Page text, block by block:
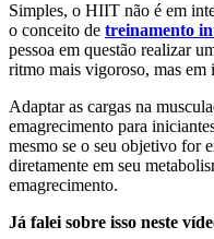
Simples, o HIIT não é em
o conceito de treinamento
pessoa em questão realizar
ritmo mais vigoroso, mas em
Adaptar as cargas na
emagrecimento para
mesmo se o seu objetivo for
diretamente em seu
emagrecimento.
Já falei sobre isso neste